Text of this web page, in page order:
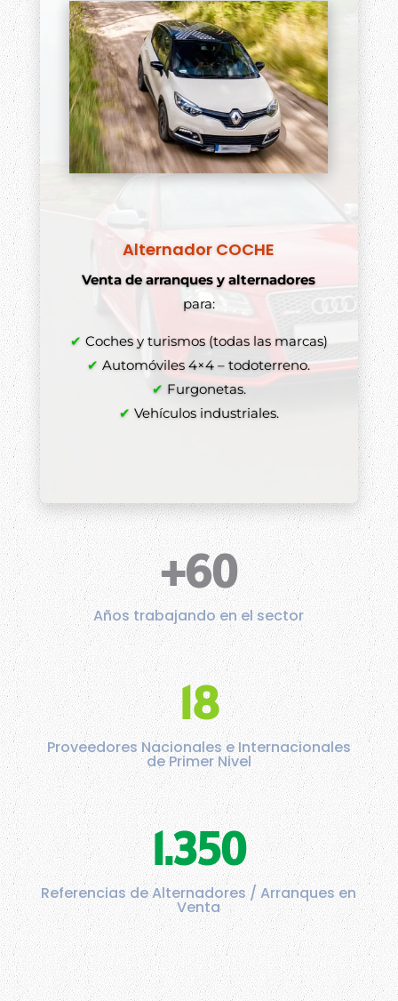
Alternador COCHE
Venta de arranques y alternadores
para:
✔ Coches y turismos (todas las marcas)
✔ Automóviles 4×4 – todoterreno.
✔ Furgonetas.
✔ Vehículos industriales.
+60
Años trabajando en el sector
18
Proveedores Nacionales e Internacionales
de Primer Nivel
1.350
Referencias de Alternadores / Arranques en
Venta